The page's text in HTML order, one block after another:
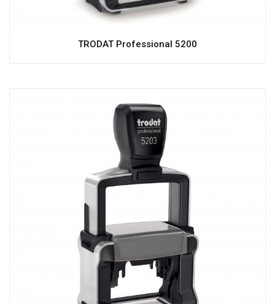
TRODAT Professional 5200